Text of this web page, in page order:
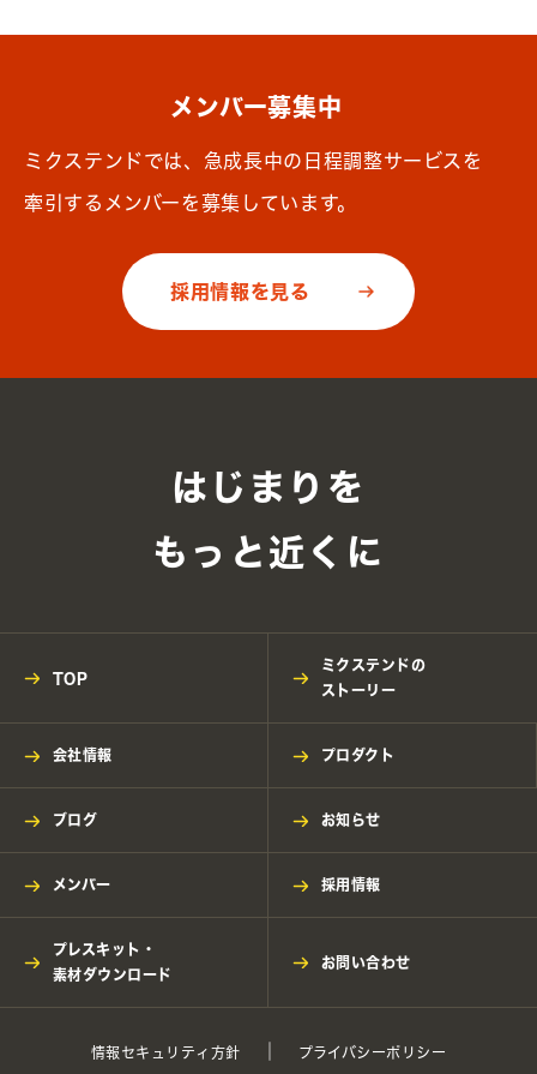
メンバー募集中
ミクステンドでは、急成長中の日程調整サービスを
牽引するメンバーを募集しています。
採用情報を見る
はじまりを
もっと近くに
TOP
ミクステンドの
ストーリー
会社情報 プロダクト
ブログ お知らせ
メンバー 採用情報
プレスキット・
素材ダウンロード
お問い合わせ
情報セキュリティ方針 プライバシーポリシー